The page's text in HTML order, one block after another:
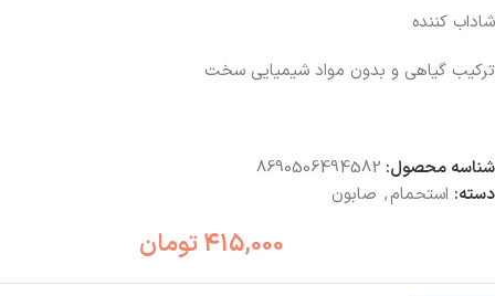
شاداب کننده
ترکیب گیاهی و بدون مواد شیمیایی سخت
شناسه محصول: 8690506494582
دسته: استحمام, صابون
415,000تومان